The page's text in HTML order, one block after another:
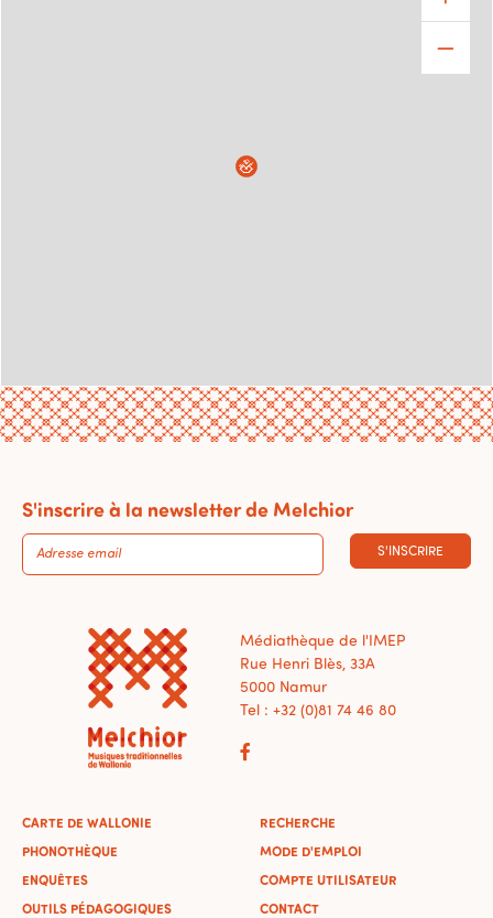
S'inscrire à la newsletter de Melchior
S'INSCRIRE
Médiathèque de l'IMEP
Rue Henri Blès, 33A
5000 Namur
Tel : +32 (0)81 74 46 80
CARTE DE WALLONIE
PHONOTHÈQUE
ENQUÊTES
OUTILS PÉDAGOGIQUES
RECHERCHE
MODE D'EMPLOI
COMPTE UTILISATEUR
CONTACT